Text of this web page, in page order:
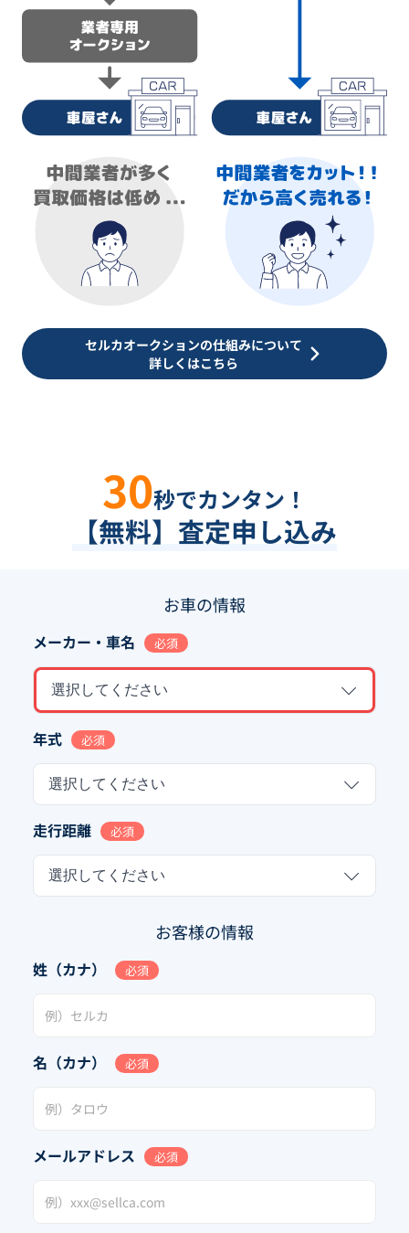
セルカオークションの仕組みについて
詳しくはこちら
30秒でカンタン！
【無料】査定申し込み
お車の情報
メーカー・車名 必須
選択してください
年式 必須
選択してください
走行距離 必須
選択してください
お客様の情報
姓（カナ） 必須
名（カナ） 必須
メールアドレス 必須